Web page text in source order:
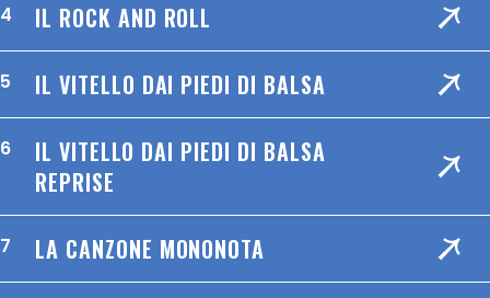
4 IL ROCK AND ROLL
5 IL VITELLO DAI PIEDI DI BALSA
6
IL VITELLO DAI PIEDI DI BALSA
REPRISE
7 LA CANZONE MONONOTA